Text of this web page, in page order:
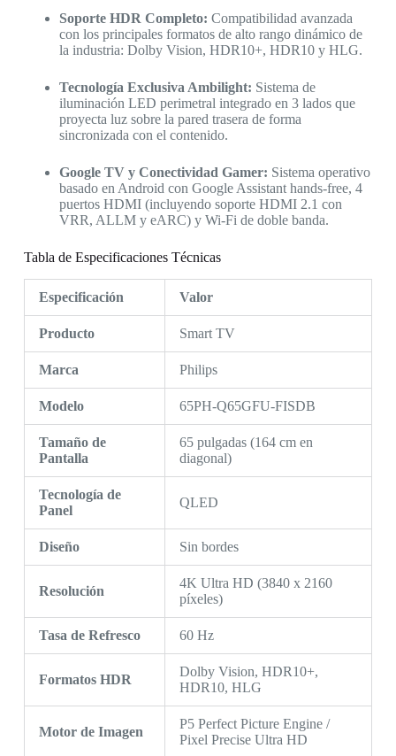
Soporte HDR Completo: Compatibilidad avanzada
con los principales formatos de alto rango dinámico de
la industria: Dolby Vision, HDR10+, HDR10 y HLG.
Tecnología Exclusiva Ambilight: Sistema de
iluminación LED perimetral integrado en 3 lados que
proyecta luz sobre la pared trasera de forma
sincronizada con el contenido.
Google TV y Conectividad Gamer: Sistema operativo
basado en Android con Google Assistant hands-free, 4
puertos HDMI (incluyendo soporte HDMI 2.1 con
VRR, ALLM y eARC) y Wi-Fi de doble banda.
Tabla de Especificaciones Técnicas
Especificación Valor
Producto Smart TV
Marca Philips
Modelo 65PH-Q65GFU-FISDB
Tamaño de
Pantalla
65 pulgadas (164 cm en
diagonal)
Tecnología de
Panel
QLED
Diseño Sin bordes
Resolución
4K Ultra HD (3840 x 2160
píxeles)
Tasa de Refresco 60 Hz
Formatos HDR
Dolby Vision, HDR10+,
HDR10, HLG
Motor de Imagen
P5 Perfect Picture Engine /
Pixel Precise Ultra HD